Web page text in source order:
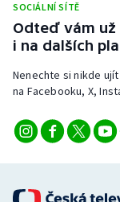
Stolní tenis
Veslování
Vodní slalom
SOCIÁLNÍ SÍTĚ
Odteď vám už
i na dalších
Nenechte si nikde
na Facebooku, X,